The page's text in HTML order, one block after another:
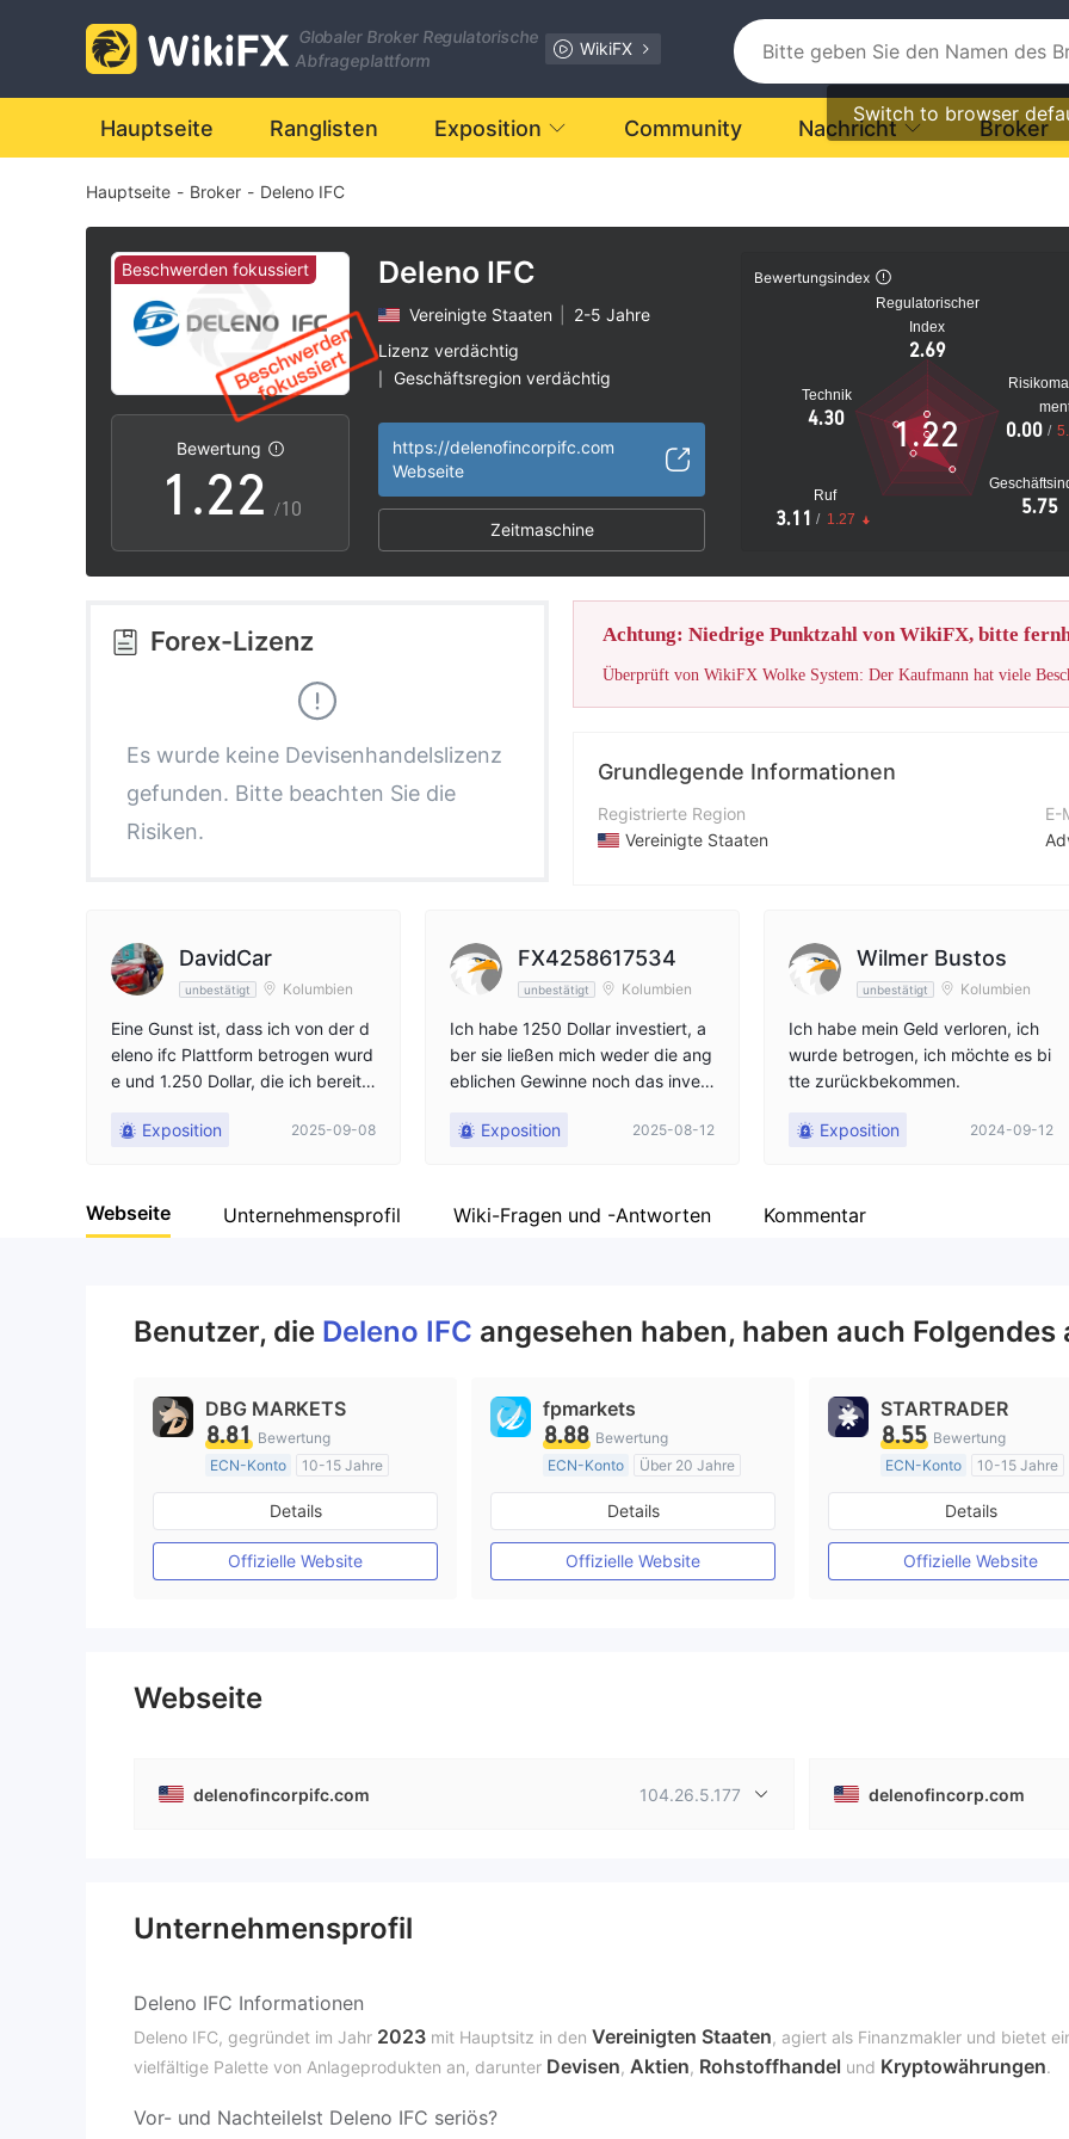
Globaler Broker Regulatorische
Abfrageplattform
WikiFX
Switch to browser
Hauptseite Ranglisten Exposition Community Nachricht Broker
Hauptseite - Broker - Deleno IFC
Beschwerden fokussiert
Bewertung
0
1
2
3
5
6
8
9
.
0
1
2
3
4
6
9
0
1
2
3
4
6
9
/10
Deleno IFC
Vereinigte Staaten
2-5 Jahre
Lizenz verdächtig
Geschäftsregion verdächtig
https://delenofincorpifc.com
Webseite
Zeitmaschine
Bewertungsindex
Regulatorischer
Index
2.69
Technik
4.30
Ruf
3.11 / 1.27
5.75
0.00 /
1.22
Die Note dieses
Forex-Lizenz
Es wurde keine Devisenhandelslizenz
gefunden. Bitte beachten Sie die
Risiken.
Achtung: Niedrige Punktzahl von WikiFX, bitte
Grundlegende Informationen
Registrierte Region
Vereinigte Staaten
Unternehmen
Deleno IFC
E-
DavidCar
unbestätigt Kolumbien
Eine Gunst ist, dass ich von der d
eleno ifc Plattform betrogen wurd
e und 1.250 Dollar, die ich bereits
eben konnte. Ich schätze Ihre Hilf
Exposition 2025-09-08
FX4258617534
unbestätigt Kolumbien
Ich habe 1250 Dollar investiert, a
ber sie ließen mich weder die ang
eblichen Gewinne noch das invest
Exposition
2025-08-12
Wilmer Bustos
unbestätigt Kolumbien
Ich habe mein Geld verloren, ich
wurde betrogen, ich möchte es bi
tte zurückbekommen.
Exposition 2024-09-12
Webseite Unternehmensprofil Wiki-Fragen und -Antworten Kommentar
Benutzer, die Deleno IFC angesehen haben, haben auch Folgendes
DBG MARKETS
8.81 Bewertung
ECN-Konto
10-15 Jahre
AustralienRegulierung
Market Making (MM)
MT4-Volllizenz
Details
Offizielle Website
fpmarkets
8.88 Bewertung
ECN-Konto
Über 20 Jahre
AustralienRegulierung
Market Making (MM)
MT4-Volllizenz
Details
Offizielle Website
STARTRADER
8.55 Bewertung
ECN-Konto
10-15 Jahre
AustralienRegulierung
Market Making (MM)
MT4-Volllizenz
Details
Offizielle Website
Webseite
delenofincorpifc.com 104.26.5.177 delenofincorp.com
Unternehmensprofil
Deleno IFC Informationen
Deleno IFC, gegründet im Jahr 2023 mit Hauptsitz in den Vereinigten Staaten, agiert als Finanzmakler und bietet
vielfältige Palette von Anlageprodukten an, darunter Devisen, Aktien, Rohstoffhandel und Kryptowährungen.
Vor- und NachteileIst Deleno IFC seriös?